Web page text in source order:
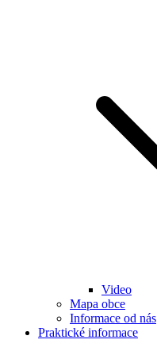
Video
Mapa obce
Informace od nás
Praktické informace